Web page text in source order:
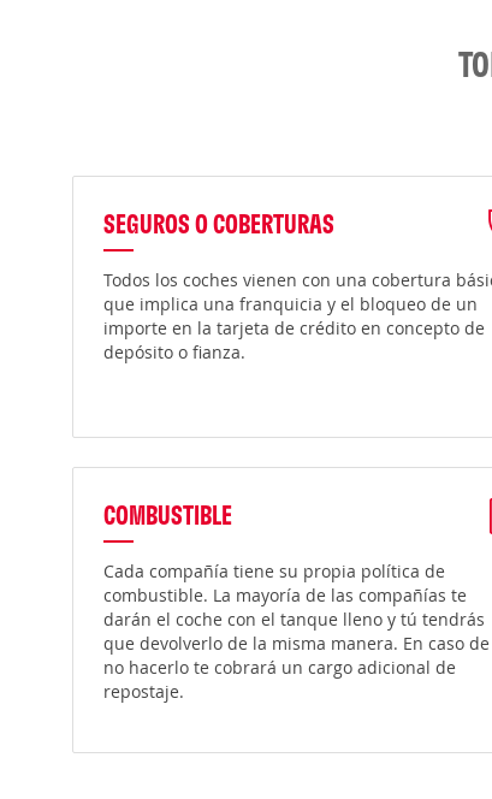
SEGUROS O COBERTURAS
Todos los coches vienen con una cobertura
que implica una franquicia y el bloqueo de un
importe en la tarjeta de crédito en concepto de
depósito o fianza.
COMBUSTIBLE
Cada compañía tiene su propia política de
combustible. La mayoría de las compañías te
darán el coche con el tanque lleno y tú tendrás
que devolverlo de la misma manera. En caso de
no hacerlo te cobrará un cargo adicional de
repostaje.